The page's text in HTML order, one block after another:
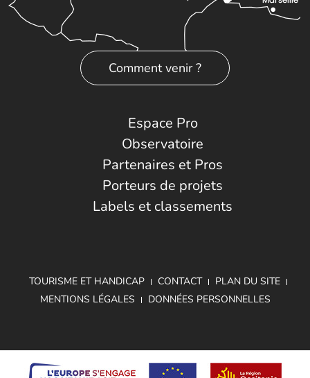
Comment venir ?
Espace Pro
Observatoire
Partenaires et Pros
Porteurs de projets
Labels et classements
TOURISME ET HANDICAP CONTACT
PLAN DU SITE
MENTIONS LÉGALES
DONNÉES PERSONNELLES